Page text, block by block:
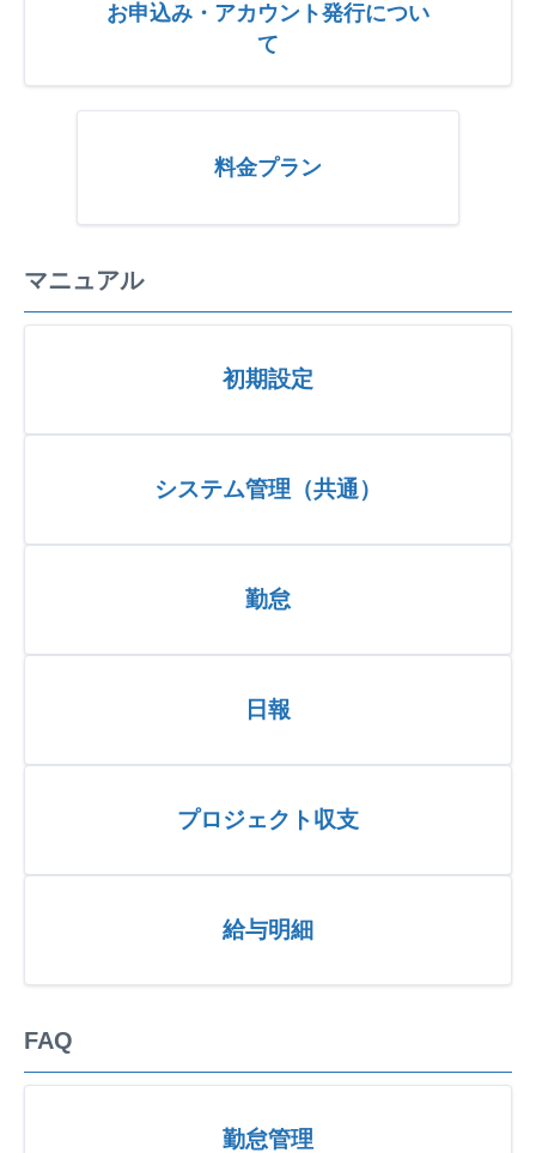
お申込み・アカウント発行につい
て
料金プラン
マニュアル
初期設定
システム管理（共通）
勤怠
日報
プロジェクト収支
給与明細
FAQ
勤怠管理